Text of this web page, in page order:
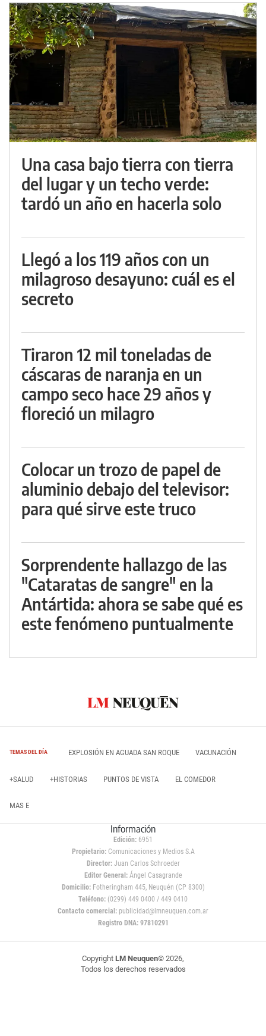
Una casa bajo tierra con tierra
del lugar y un techo verde:
tardó un año en hacerla solo
Llegó a los 119 años con un
milagroso desayuno: cuál es el
secreto
Tiraron 12 mil toneladas de
cáscaras de naranja en un
campo seco hace 29 años y
floreció un milagro
Colocar un trozo de papel de
aluminio debajo del televisor:
para qué sirve este truco
Sorprendente hallazgo de las
"Cataratas de sangre" en la
Antártida: ahora se sabe qué es
este fenómeno puntualmente
TEMAS DEL DÍA EXPLOSIÓN EN AGUADA SAN ROQUE VACUNACIÓN
+SALUD +HISTORIAS PUNTOS DE VISTA EL COMEDOR
MAS E
Información
Edición: 6951
Propietario:Comunicaciones y Medios S.A
Director: Juan Carlos Schroeder
Editor General:Ángel Casagrande
Domicilio:Fotheringham 445, Neuquén (CP 8300)
Teléfono: (0299) 449 0400 / 449 0410
Contacto comercial: publicidad@lmneuquen.com.ar
Registro DNA: 97810291
Copyright LM Neuquen© 2026,
Todos los derechos reservados